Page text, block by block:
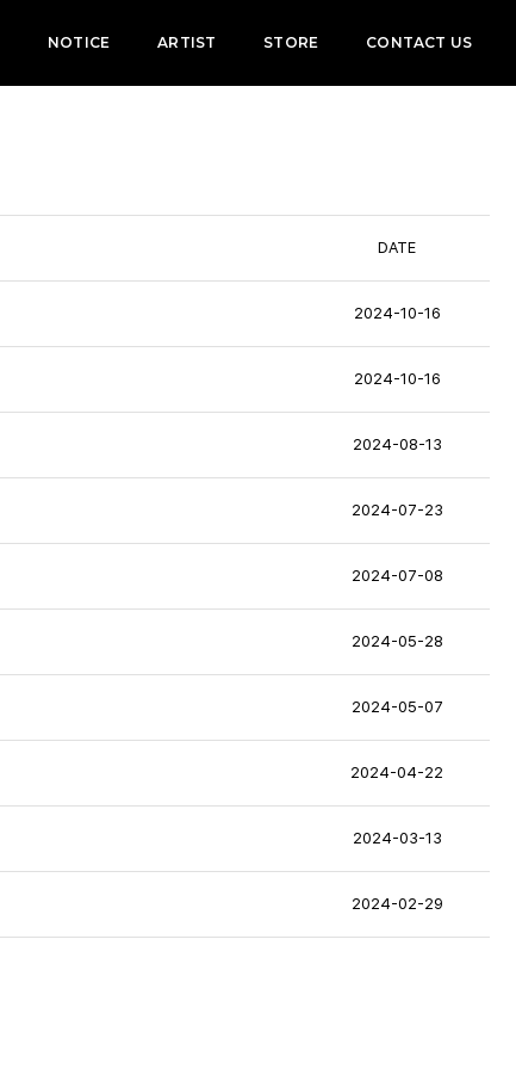
NOTICE ARTIST STORE CONTACT US
DATE
2024-10-16
2024-10-16
2024-08-13
2024-07-23
2024-07-08
2024-05-28
2024-05-07
2024-04-22
2024-03-13
2024-02-29